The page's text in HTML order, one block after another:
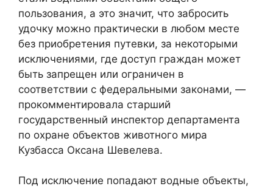
пользования, а это значит, что забросить
удочку можно практически в любом месте
без приобретения путевки, за некоторыми
исключениями, где доступ граждан может
быть запрещен или ограничен в
соответствии с федеральными законами, —
прокомментировала старший
государственный инспектор департамента
по охране объектов животного мира
Кузбасса Оксана Шевелева.
Под исключение попадают водные объекты,